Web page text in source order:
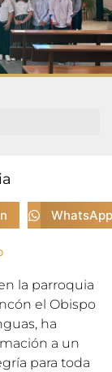
WhatsApp
la parroquia
el Obispo
ha
a un
para toda